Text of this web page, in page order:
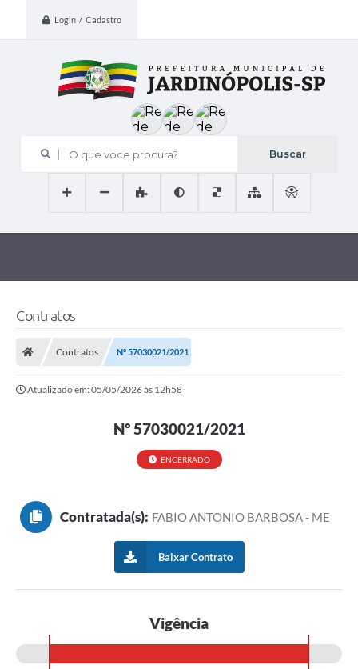
Login / Cadastro
O que voce procura?
Contratos
Contratos Nº 57030021/2021
Atualizado em: 05/05/2026 às 12h58
Nº 57030021/2021
ENCERRADO
Contratada(s): FABIO ANTONIO BARBOSA - ME
Baixar Contrato
Vigência